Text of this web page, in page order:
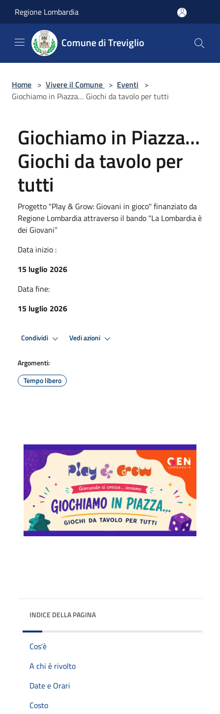
Regione Lombardia
Comune di Treviglio
Home > Vivere il Comune > Eventi >
Giochiamo in Piazza… Giochi da tavolo per tutti
Giochiamo in Piazza…
Giochi da tavolo per
tutti
Progetto "Play & Grow: Giovani in gioco" finanziato da
Regione Lombardia attraverso il bando “La Lombardia è
dei Giovani”
Data inizio :
15 luglio 2026
Data fine:
15 luglio 2026
Condividi Vedi azioni
Argomenti:
Tempo libero
INDICE DELLA PAGINA
Cos'è
A chi è rivolto
Date e Orari
Costo